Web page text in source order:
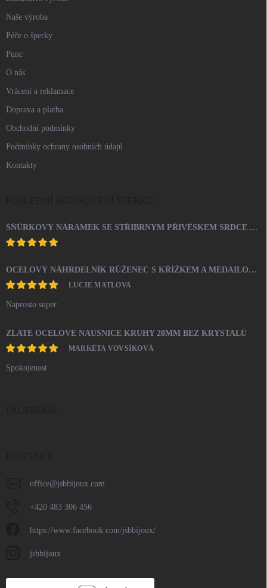
Naše výroba
Péče o šperky
Punc
O nás
Vrácení a reklamace
Doprava a platba
Obchodní podmínky
Podmínky ochrany osobních údajů
Kontakty
ŠŇŮRKOVÝ NÁRAMEK SE STŘÍBRNÝM PŘÍVĚSKEM SRDCE A KRYSTALY SWAROVSKI CRYSTAL (STŘÍBRO 925/1000)
OCELOVÝ NÁHRDELNÍK RŮŽENEC S KŘÍŽKEM A MEDAILONEM
LUCIE MATLOVA
Naprosto super
ZLATÉ OCELOVÉ NÁUŠNICE KRUHY 20MM BEZ KRYSTALŮ
MARKÉTA VOVSÍKOVÁ
Spokojenost
office@jsbbijoux.com
+420 483 306 456
https://www.facebook.com/jsbbijoux/
jsbbijoux